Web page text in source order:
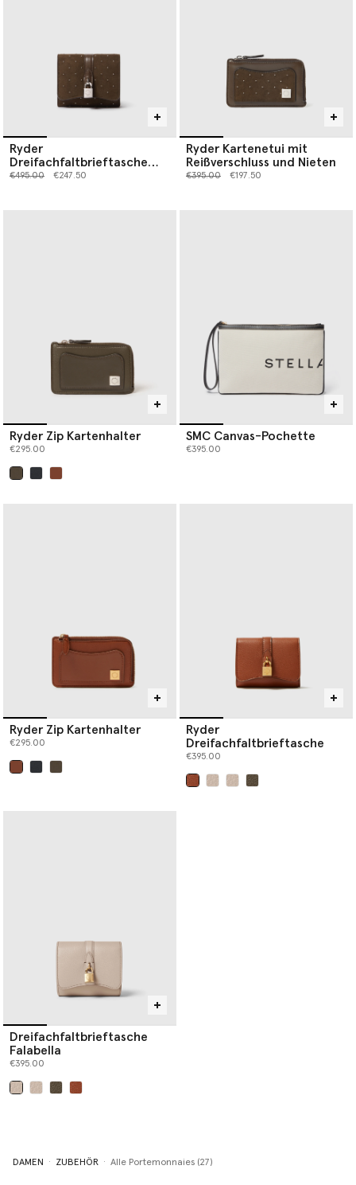
Ryder
Dreifachfaltbrieftasche
mit Nieten
Preis reduziert von
€495.00bis€247.50
Ryder Kartenetui mit
Reißverschluss und Nieten
Preis reduziert von
€395.00bis€197.50
Ryder Zip Kartenhalter
€295.00
SMC Canvas-Pochette
€395.00
Ryder Zip Kartenhalter
€295.00
Ryder
Dreifachfaltbrieftasche
€395.00
Dreifachfaltbrieftasche
Falabella
€395.00
DAMEN ZUBEHÖR Alle Portemonnaies (27)